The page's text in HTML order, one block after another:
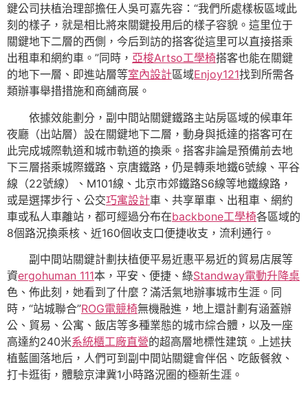
鍵公司扶植治理部擔任人吳可嘉先容：“我們所處樣板區域此
刻的樣子，就是相比將來關鍵投用后的樣子容貌。這里位于
關鍵地下二層的西側，今后到訪的搭客從這里可以直接搭乘
出租車和網約車。”同時， 亞梭Artso工學椅搭客也能在關鍵
的地下一層、即進站層等室內設計區域Enjoy121找到所需各
類辦事舉措措施和商舖商展。
依據效能劃分，副中間站關鍵鐵路主站房區域的候車年
夜廳（出站層）設在關鍵地下二層，動身與抵達的搭客可在
此完成城際軌道和城市軌道的換乘。搭客非論是預備前去地
下三層搭乘城際鐵路、京唐鐵路，仍是轉乘地鐵6號線、平谷
線（22號線）、M101線、北京市郊鐵路S6線等地鐵線路，
或是選擇步行、公交巧寓設計車、共享單車、出租車、網約
車或私人車離站，都可經過分布在backbone工學椅各區域的
8個路況換乘核、近160個收支口便捷收支，流利通行。
副中間站關鍵計劃扶植便平易近惠平易近的貿易店展等
資ergohuman 111本，平安、便捷、綠Standway電動升降桌
色、佈此刻，她看到了什麼？滿活氣地辦事城市生涯。同
時，“站城聯合”ROG電競椅無機融進，地上還計劃有涵蓋辦
公、貿易、公寓、飯店等多種業態的城市綜合體，以及一座
高達約240米系統櫃工廠直營的超高層地標性建筑。上述扶
植藍圖落地后，人們可到副中間站關鍵會伴侶、吃飯餐敘、
打卡逛街，體驗京津冀1小時路況圈的極新生涯。